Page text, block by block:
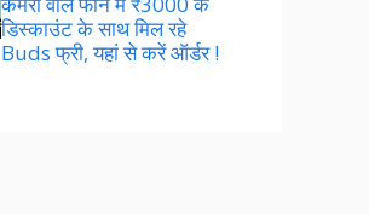
डिस्काउंट के साथ मिल रहे
Buds फ्री, यहां से करें ऑर्डर !